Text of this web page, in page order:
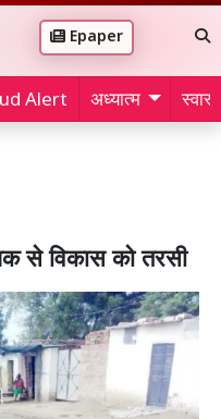
Epaper
Alert अध्यात्म
से विकास को तरसी